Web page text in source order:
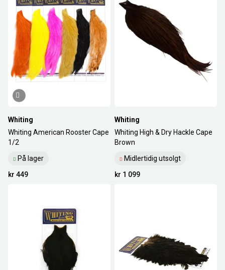
Whiting
Whiting American Rooster Cape
1/2
På lager
kr 449
Whiting
Whiting High & Dry Hackle Cape
Brown
Midlertidig utsolgt
kr 1 099